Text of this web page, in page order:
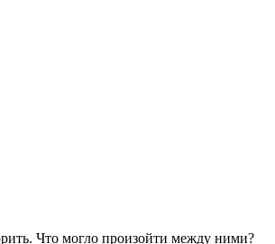
Что могло произойти между ними?